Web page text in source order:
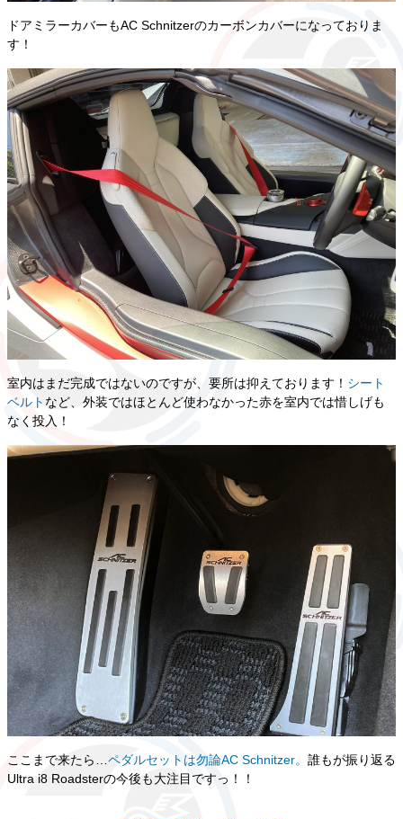
ドアミラーカバーもAC Schnitzerのカーボンカバーになっておりま
す！
室内はまだ完成ではないのですが、要所は抑えております！ シート
ベルト など、外装ではほとんど使わなかった赤を室内では惜しげも
なく投入！
ここまで来たら… ペダルセットは勿論AC Schnitzer。 誰もが振り返る
Ultra i8 Roadsterの今後も大注目ですっ！！